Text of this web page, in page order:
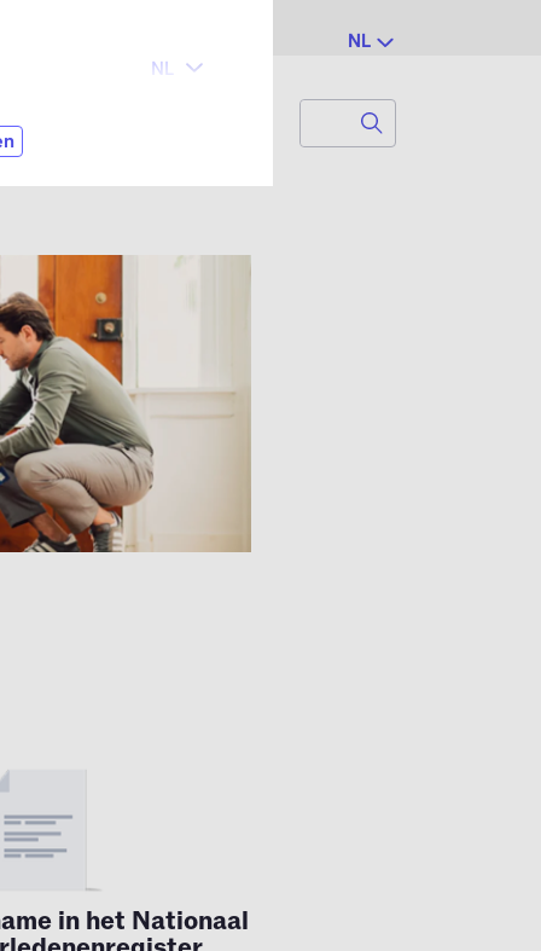
NL
Zoek naar...
in het Nationaal